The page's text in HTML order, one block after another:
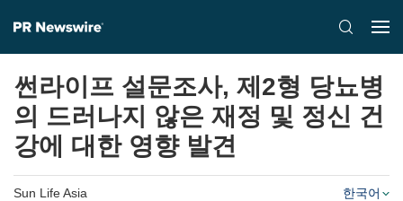
썬라이프 설문조사, 제2형 당뇨병
의 드러나지 않은 재정 및 정신 건
강에 대한 영향 발견
Sun Life Asia 한국어